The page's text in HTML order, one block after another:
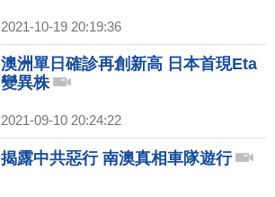
2021-10-19 20:19:36
澳洲單日確診再創新高 日本首現Eta
變異株
2021-09-10 20:24:22
揭露中共惡行 南澳真相車隊遊行